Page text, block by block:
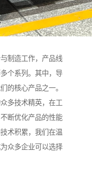
制造工作，产品线
个系列。其中，导
的核心产品之一。
多技术精英，在工
断优化产品的性能
术积累，我们在温
众多企业可以选择